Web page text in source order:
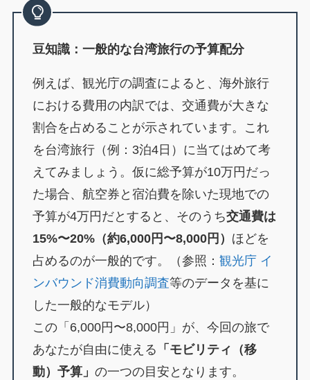
豆知識：一般的な台湾旅行の予算配分
例えば、観光庁の調査によると、海外旅行
における費用の内訳では、交通費が大きな
割合を占めることが示されています。これ
を台湾旅行（例：3泊4日）に当てはめて考
えてみましょう。仮に総予算が10万円だっ
た場合、航空券と宿泊費を除いた現地での
予算が4万円だとすると、そのうち交通費は
15%〜20%（約6,000円〜8,000円） ほどを
占めるのが一般的です。（参照： 観光庁 イ
ンバウンド消費動向調査等のデータを基に
した一般的なモデル）
この「6,000円〜8,000円」が、今回の旅で
あなたが自由に使える 「モビリティ（移
動）予算」 の一つの目安となります。